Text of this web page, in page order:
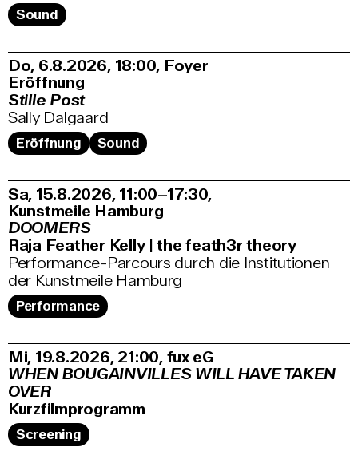
Sound
Do, 6.8.2026 18:00, Foyer
Eröffnung
Stille Post
Sally Dalgaard
Eröffnung Sound
Sa, 15.8.2026 11:00–17:30,
Kunstmeile Hamburg
DOOMERS
Raja Feather Kelly | the feath3r theory
Performance-Parcours durch die Institutionen
der Kunstmeile Hamburg
Performance
Mi, 19.8.2026 21:00, fux eG
WHEN BOUGAINVILLES WILL HAVE TAKEN
OVER
Kurzfilmprogramm
Screening